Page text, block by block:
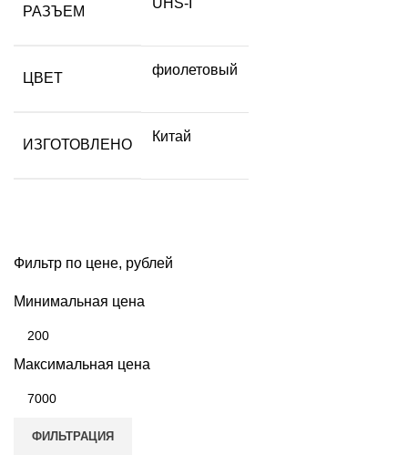
Фильтр по цене, рублей
Минимальная цена
Максимальная цена
ФИЛЬТРАЦИЯ
РАЗЪЕМ
UHS-I
ЦВЕТ
фиолетовый
ИЗГОТОВЛЕНО
Китай